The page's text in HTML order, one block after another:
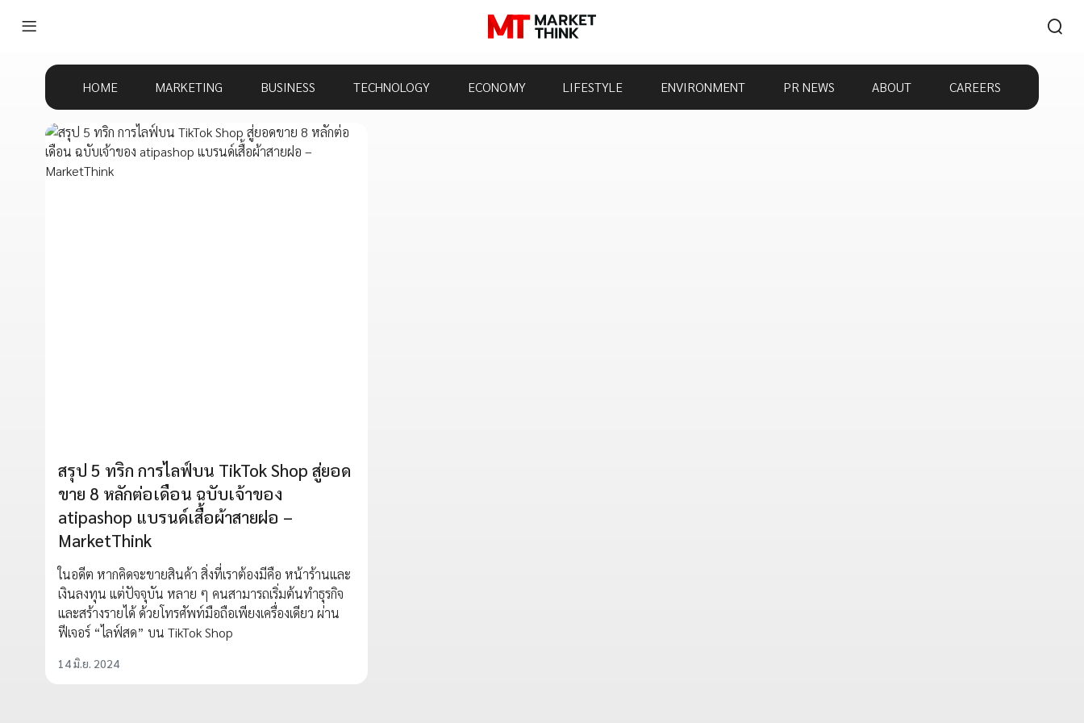
HOME MARKETING BUSINESS TECHNOLOGY ECONOMY LIFESTYLE ENVIRONMENT PR NEWS ABOUT CAREERS
สรุป 5 ทริก การไลฟ์บน TikTok Shop สู่ยอด
ขาย 8 หลักต่อเดือน ฉบับเจ้าของ
atipashop แบรนด์เสื้อผ้าสายฝอ –
MarketThink
ในอดีต หากคิดจะขายสินค้า สิ่งที่เราต้องมีคือ หน้าร้านและ
เงินลงทุน แต่ปัจจุบัน หลาย ๆ คนสามารถเริ่มต้นทำธุรกิจ
และสร้างรายได้ ด้วยโทรศัพท์มือถือเพียงเครื่องเดียว ผ่าน
ฟีเจอร์ “ไลฟ์สด” บน TikTok Shop
14 มิ.ย. 2024